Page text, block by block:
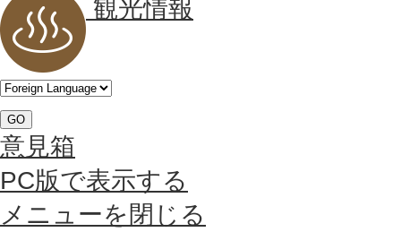
観光情報
GO
意見箱
PC版で表示する
メニューを閉じる